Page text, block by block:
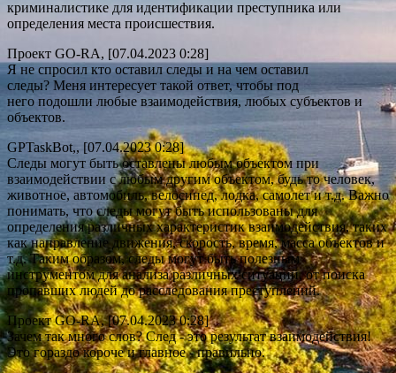
криминалистике для идентификации преступника или
определения места происшествия.
Проект GO-RA, [07.04.2023 0:28]
Я не спросил кто оставил следы и на чем оставил
следы? Меня интересует такой ответ, чтобы под
него подошли любые взаимодействия, любых субъектов и
объектов.
GPTaskBot,, [07.04.2023 0:28]
Следы могут быть оставлены любым объектом при
взаимодействии с любым другим объектом, будь то человек,
животное, автомобиль, велосипед, лодка, самолет и т.д. Важно
понимать, что следы могут быть использованы для
определения различных характеристик взаимодействия, таких
как направление движения, скорость, время, масса объектов и
т.д. Таким образом, следы могут быть полезным
инструментом для анализа различных ситуаций, от поиска
пропавших людей до расследования преступлений.
Проект GO-RA, [07.04.2023 0:28]
Зачем так много слов? След - это результат взаимодействия!
Это гораздо короче и главное - правильно.